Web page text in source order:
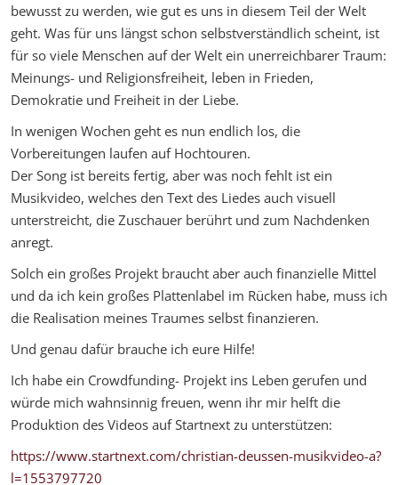
bewusst zu werden, wie gut es uns in diesem Teil der Welt
geht. Was für uns längst schon selbstverständlich scheint, ist
für so viele Menschen auf der Welt ein unerreichbarer Traum:
Meinungs- und Religionsfreiheit, leben in Frieden,
Demokratie und Freiheit in der Liebe.
In wenigen Wochen geht es nun endlich los, die
Vorbereitungen laufen auf Hochtouren.
Der Song ist bereits fertig, aber was noch fehlt ist ein
Musikvideo, welches den Text des Liedes auch visuell
unterstreicht, die Zuschauer berührt und zum Nachdenken
anregt.
Solch ein großes Projekt braucht aber auch finanzielle Mittel
und da ich kein großes Plattenlabel im Rücken habe, muss ich
die Realisation meines Traumes selbst finanzieren.
Und genau dafür brauche ich eure Hilfe!
Ich habe ein Crowdfunding- Projekt ins Leben gerufen und
würde mich wahnsinnig freuen, wenn ihr mir helft die
Produktion des Videos auf Startnext zu unterstützen:
https://www.startnext.com/christian-deussen-musikvideo-a?
l=1553797720